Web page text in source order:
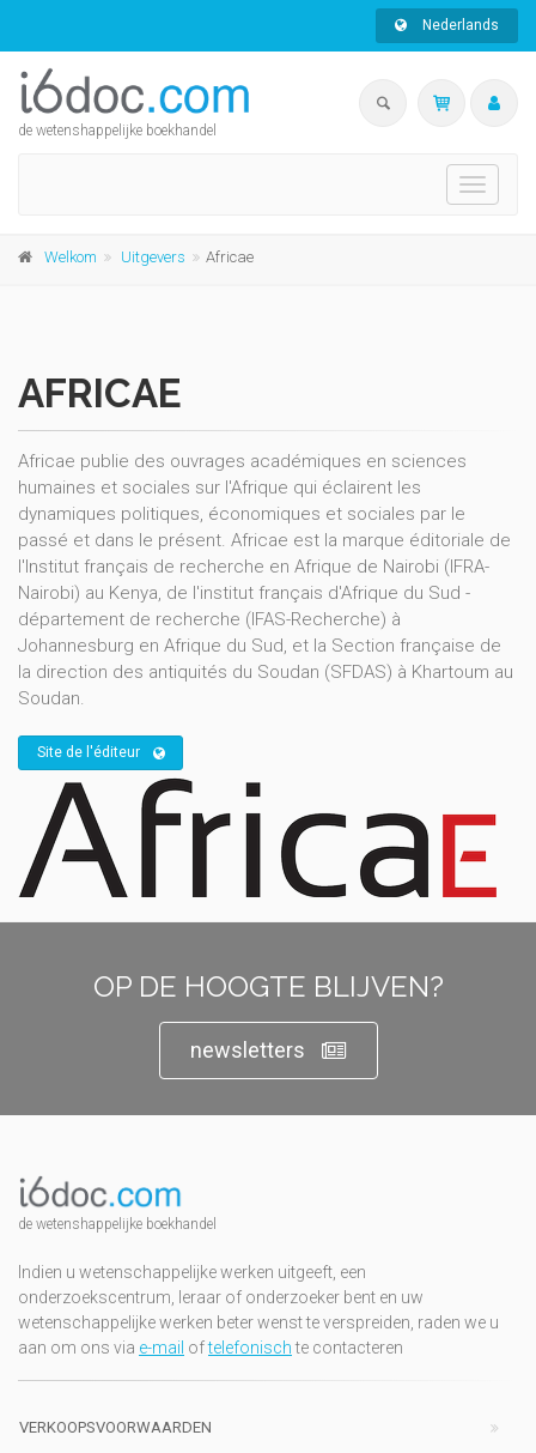
Nederlands
de wetenshappelijke boekhandel
Toggle
Welkom Uitgevers Africae
AFRICAE
Africae publie des ouvrages académiques en sciences
humaines et sociales sur l'Afrique qui éclairent les
dynamiques politiques, économiques et sociales par le
passé et dans le présent. Africae est la marque éditoriale de
l'Institut français de recherche en Afrique de Nairobi (IFRA-
Nairobi) au Kenya, de l'institut français d'Afrique du Sud -
département de recherche (IFAS-Recherche) à
Johannesburg en Afrique du Sud, et la Section française de
la direction des antiquités du Soudan (SFDAS) à Khartoum au
Soudan.
Site de l'éditeur
OP DE HOOGTE BLIJVEN?
newsletters
de wetenshappelijke boekhandel
Indien u wetenschappelijke werken uitgeeft, een
onderzoekscentrum, leraar of onderzoeker bent en uw
wetenschappelijke werken beter wenst te verspreiden, raden we u
aan om ons via e-mail oftelefonischte contacteren
VERKOOPSVOORWAARDEN